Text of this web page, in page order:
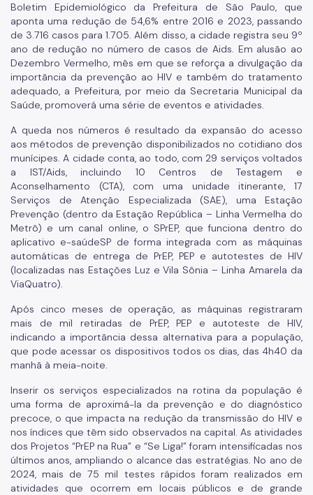
Boletim Epidemiológico da Prefeitura de São Paulo, que
aponta uma redução de 54,6% entre 2016 e 2023, passando
de 3.716 casos para 1.705. Além disso, a cidade registra seu 9º
ano de redução no número de casos de Aids. Em alusão ao
Dezembro Vermelho, mês em que se reforça a divulgação da
importância da prevenção ao HIV e também do tratamento
adequado, a Prefeitura, por meio da Secretaria Municipal da
Saúde, promoverá uma série de eventos e atividades.
A queda nos números é resultado da expansão do acesso
aos métodos de prevenção disponibilizados no cotidiano dos
munícipes. A cidade conta, ao todo, com 29 serviços voltados
a IST/Aids, incluindo 10 Centros de Testagem e
Aconselhamento (CTA), com uma unidade itinerante, 17
Serviços de Atenção Especializada (SAE), uma Estação
Prevenção (dentro da Estação República – Linha Vermelha do
Metrô) e um canal online, o SPrEP, que funciona dentro do
aplicativo e-saúdeSP de forma integrada com as máquinas
automáticas de entrega de PrEP, PEP e autotestes de HIV
(localizadas nas Estações Luz e Vila Sônia – Linha Amarela da
ViaQuatro).
Após cinco meses de operação, as máquinas registraram
mais de mil retiradas de PrEP, PEP e autoteste de HIV,
indicando a importância dessa alternativa para a população,
que pode acessar os dispositivos todos os dias, das 4h40 da
manhã à meia-noite.
Inserir os serviços especializados na rotina da população é
uma forma de aproximá-la da prevenção e do diagnóstico
precoce, o que impacta na redução da transmissão do HIV e
nos índices que têm sido observados na capital. As atividades
dos Projetos “PrEP na Rua” e “Se Liga!” foram intensificadas nos
últimos anos, ampliando o alcance das estratégias. No ano de
2024, mais de 75 mil testes rápidos foram realizados em
atividades que ocorrem em locais públicos e de grande